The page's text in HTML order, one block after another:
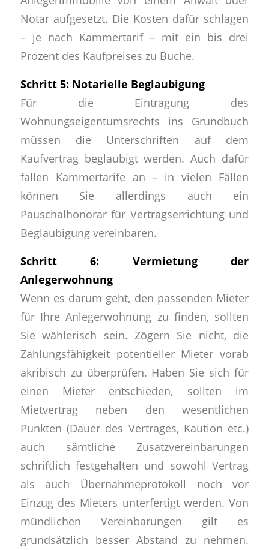
Notar aufgesetzt. Die Kosten dafür schlagen
– je nach Kammertarif – mit ein bis drei
Prozent des Kaufpreises zu Buche.
Schritt 5: Notarielle Beglaubigung
Für die Eintragung des
Wohnungseigentumsrechts ins Grundbuch
müssen die Unterschriften auf dem
Kaufvertrag beglaubigt werden. Auch dafür
fallen Kammertarife an – in vielen Fällen
können Sie allerdings auch ein
Pauschalhonorar für Vertragserrichtung und
Beglaubigung vereinbaren.
Schritt 6: Vermietung der
Anlegerwohnung
Wenn es darum geht, den passenden Mieter
für Ihre Anlegerwohnung zu finden, sollten
Sie wählerisch sein. Zögern Sie nicht, die
Zahlungsfähigkeit potentieller Mieter vorab
akribisch zu überprüfen. Haben Sie sich für
einen Mieter entschieden, sollten im
Mietvertrag neben den wesentlichen
Punkten (Dauer des Vertrages, Kaution etc.)
auch sämtliche Zusatzvereinbarungen
schriftlich festgehalten und sowohl Vertrag
als auch Übernahmeprotokoll noch vor
Einzug des Mieters unterfertigt werden. Von
mündlichen Vereinbarungen gilt es
grundsätzlich besser Abstand zu nehmen.